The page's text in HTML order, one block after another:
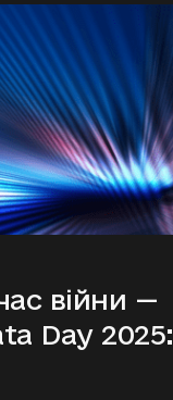
війни —
Day 2025: